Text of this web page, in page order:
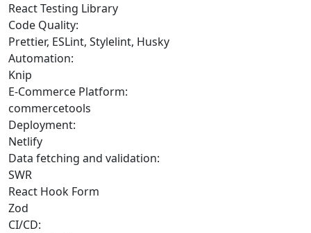
React Testing Library
Code Quality:
Prettier, ESLint, Stylelint, Husky
Automation:
Knip
E-Commerce Platform:
commercetools
Deployment:
Netlify
Data fetching and validation:
SWR
React Hook Form
Zod
CI/CD: